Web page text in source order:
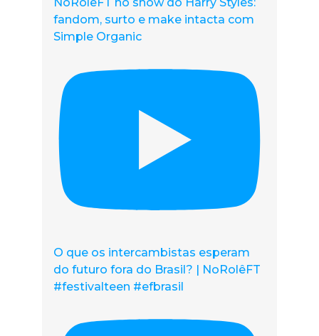
fandom, surto e make intacta com
Simple Organic
O que os intercambistas esperam
do futuro fora do Brasil? | NoRolêFT
#festivalteen #efbrasil